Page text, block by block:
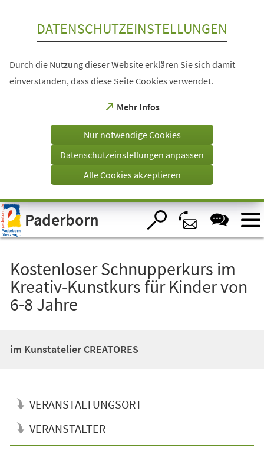
Visuelle
Assistenzsoftware
öffnen.
DATENSCHUTZEINSTELLUNGEN
Durch die Nutzung dieser Website erklären Sie sich damit
einverstanden, dass diese Seite Cookies verwendet.
Mehr Infos
(Öffnet
einem
Tab)
Nur notwendige Cookies
Datenschutzeinstellungen anpassen
Alle Cookies akzeptieren
Paderborn
Kostenloser Schnupperkurs im
Kreativ-Kunstkurs für Kinder von
6-8 Jahre
im Kunstatelier CREATORES
VERANSTALTUNGSORT
VERANSTALTER